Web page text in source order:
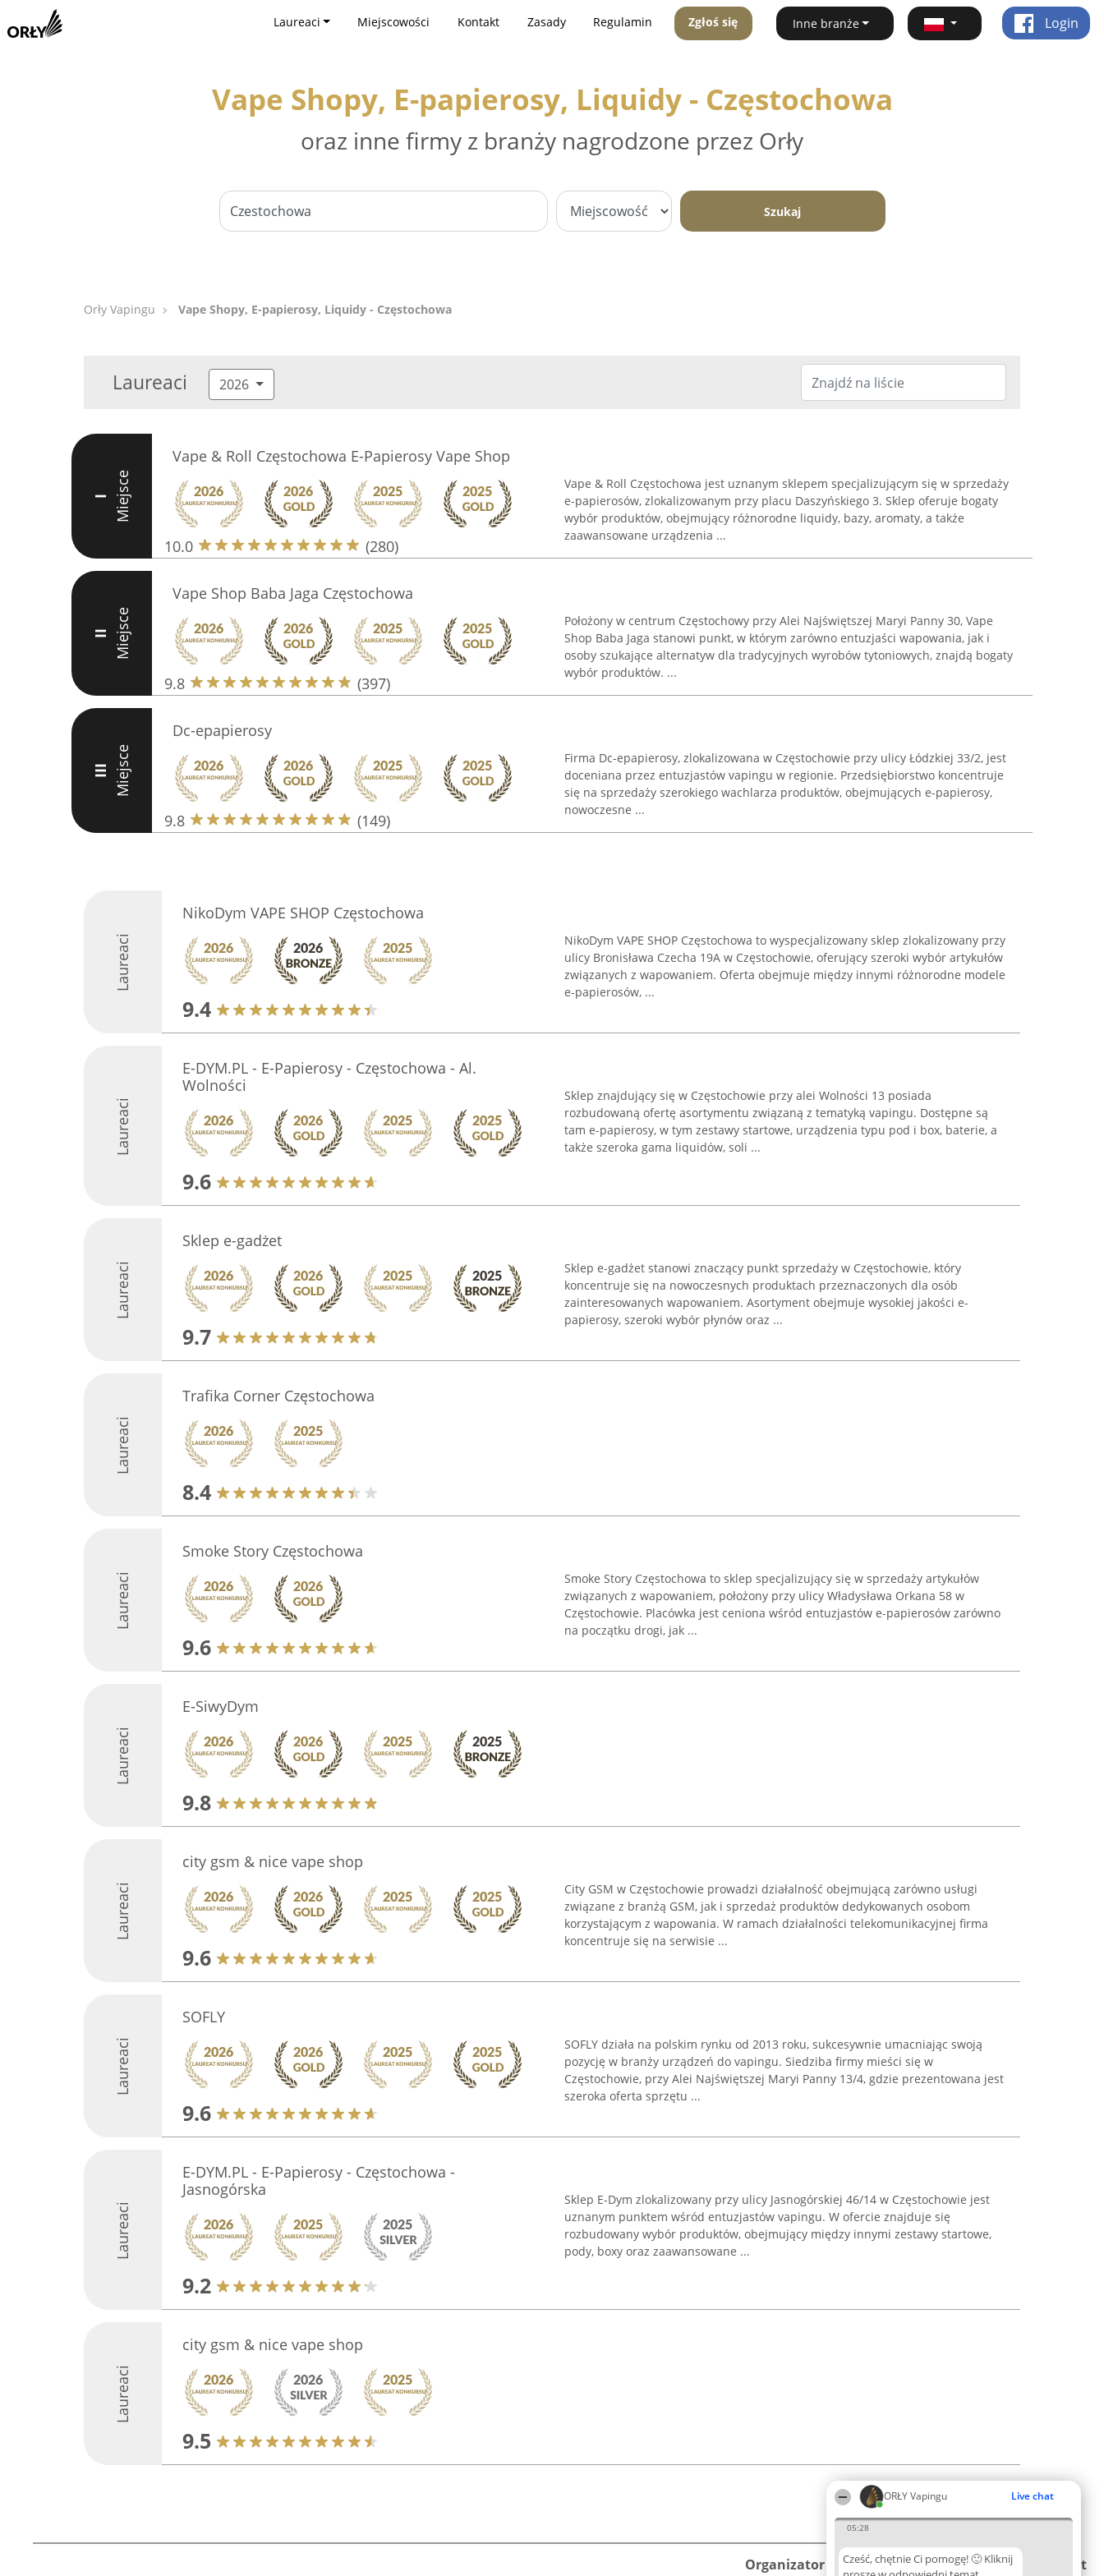
ORŁY Vapingu Live chat
05:28
Cześć, chętnie Ci pomogę! 🙂 Kliknij
Laureaci Miejscowości Kontakt Zasady Regulamin Zgłoś się Inne branże Login
Vape Shopy, E-papierosy, Liquidy - Częstochowa
oraz inne firmy z branży nagrodzone przez Orły
Szukaj
Orły Vapingu Vape Shopy, E-papierosy, Liquidy - Częstochowa
Laureaci 2026
I Miejsce
Vape & Roll Częstochowa E-Papierosy Vape Shop
10.0 (280)
Vape & Roll Częstochowa jest uznanym sklepem specjalizującym się w sprzedaży
e-papierosów, zlokalizowanym przy placu Daszyńskiego 3. Sklep oferuje bogaty
wybór produktów, obejmujący różnorodne liquidy, bazy, aromaty, a także
zaawansowane urządzenia ...
II Miejsce
Vape Shop Baba Jaga Częstochowa
9.8 (397)
Położony w centrum Częstochowy przy Alei Najświętszej Maryi Panny 30, Vape
Shop Baba Jaga stanowi punkt, w którym zarówno entuzjaści wapowania, jak i
osoby szukające alternatyw dla tradycyjnych wyrobów tytoniowych, znajdą bogaty
wybór produktów. ...
III Miejsce
Dc-epapierosy
9.8 (149)
Firma Dc-epapierosy, zlokalizowana w Częstochowie przy ulicy Łódzkiej 33/2, jest
doceniana przez entuzjastów vapingu w regionie. Przedsiębiorstwo koncentruje
się na sprzedaży szerokiego wachlarza produktów, obejmujących e-papierosy,
nowoczesne ...
Laureaci
NikoDym VAPE SHOP Częstochowa
9.4
NikoDym VAPE SHOP Częstochowa to wyspecjalizowany sklep zlokalizowany przy
ulicy Bronisława Czecha 19A w Częstochowie, oferujący szeroki wybór artykułów
związanych z wapowaniem. Oferta obejmuje między innymi różnorodne modele
e-papierosów, ...
Laureaci
E-DYM.PL - E-Papierosy - Częstochowa - Al.
Wolności
9.6
Sklep znajdujący się w Częstochowie przy alei Wolności 13 posiada
rozbudowaną ofertę asortymentu związaną z tematyką vapingu. Dostępne są
tam e-papierosy, w tym zestawy startowe, urządzenia typu pod i box, baterie, a
także szeroka gama liquidów, soli ...
Laureaci
Sklep e-gadżet
9.7
Sklep e-gadżet stanowi znaczący punkt sprzedaży w Częstochowie, który
koncentruje się na nowoczesnych produktach przeznaczonych dla osób
zainteresowanych wapowaniem. Asortyment obejmuje wysokiej jakości e-
papierosy, szeroki wybór płynów oraz ...
Laureaci
Trafika Corner Częstochowa
8.4
Laureaci
Smoke Story Częstochowa
9.6
Smoke Story Częstochowa to sklep specjalizujący się w sprzedaży artykułów
związanych z wapowaniem, położony przy ulicy Władysława Orkana 58 w
Częstochowie. Placówka jest ceniona wśród entuzjastów e-papierosów zarówno
na początku drogi, jak ...
Laureaci
E-SiwyDym
9.8
Laureaci
city gsm & nice vape shop
9.6
City GSM w Częstochowie prowadzi działalność obejmującą zarówno usługi
związane z branżą GSM, jak i sprzedaż produktów dedykowanych osobom
korzystającym z wapowania. W ramach działalności telekomunikacyjnej firma
koncentruje się na serwisie ...
Laureaci
SOFLY
9.6
SOFLY działa na polskim rynku od 2013 roku, sukcesywnie umacniając swoją
pozycję w branży urządzeń do vapingu. Siedziba firmy mieści się w
Częstochowie, przy Alei Najświętszej Maryi Panny 13/4, gdzie prezentowana jest
szeroka oferta sprzętu ...
Laureaci
E-DYM.PL - E-Papierosy - Częstochowa -
Jasnogórska
9.2
Sklep E-Dym zlokalizowany przy ulicy Jasnogórskiej 46/14 w Częstochowie jest
uznanym punktem wśród entuzjastów vapingu. W ofercie znajduje się
rozbudowany wybór produktów, obejmujący między innymi zestawy startowe,
pody, boxy oraz zaawansowane ...
Laureaci
city gsm & nice vape shop
9.5
Organizator plebiscytu Plebiscyt Kontakt